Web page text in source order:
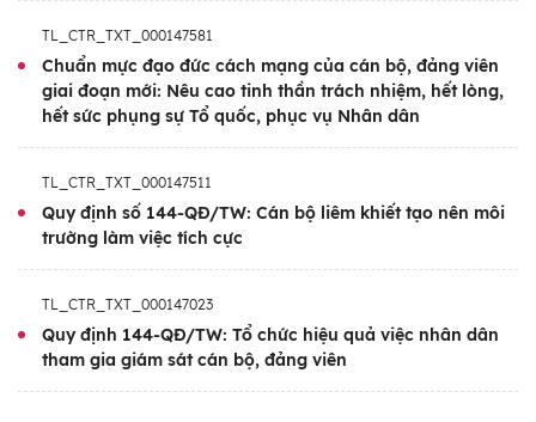
TL_CTR_TXT_000147581
Chuẩn mực đạo đức cách mạng của cán bộ, đảng viên
giai đoạn mới: Nêu cao tinh thần trách nhiệm, hết lòng,
hết sức phụng sự Tổ quốc, phục vụ Nhân dân
TL_CTR_TXT_000147511
Quy định số 144-QĐ/TW: Cán bộ liêm khiết tạo nên môi
trường làm việc tích cực
TL_CTR_TXT_000147023
Quy định 144-QĐ/TW: Tổ chức hiệu quả việc nhân dân
tham gia giám sát cán bộ, đảng viên